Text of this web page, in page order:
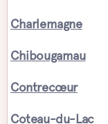
Charlemagne
Chibougamau
Contrecœur
Coteau-du-Lac